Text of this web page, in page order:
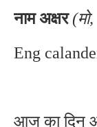
नाम अक्षर
Eng
आज का दिन